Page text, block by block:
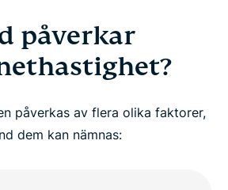
påverkar
påverkas av flera olika faktorer,
dem kan nämnas: